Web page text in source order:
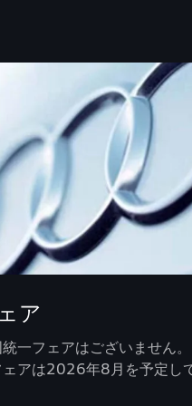
ア
一フェアはございません。
アは2026年8月を予定し